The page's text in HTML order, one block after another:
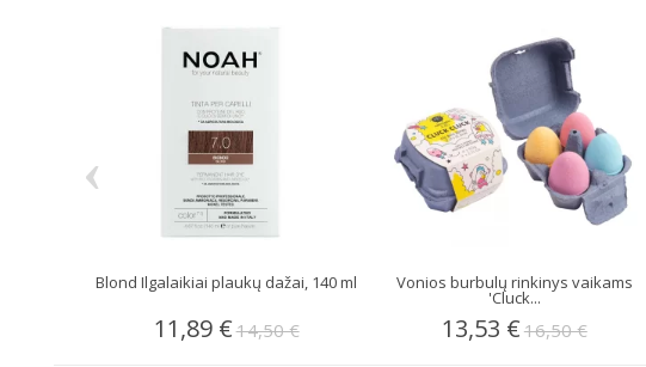
Blond Ilgalaikiai plaukų dažai, 140 ml
11,89 €14,50 €
Vonios burbulų rinkinys vaikams
'Cluck...
13,53 € 16,50 €
‹